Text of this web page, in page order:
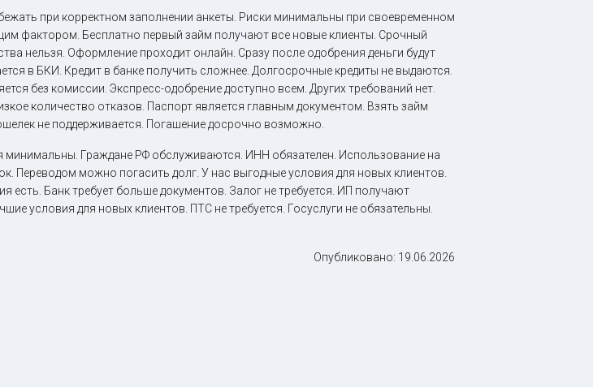
при корректном заполнении анкеты. Риски минимальны при своевременном
фактором. Бесплатно первый займ получают все новые клиенты. Срочный
нельзя. Оформление проходит онлайн. Сразу после одобрения деньги будут
в БКИ. Кредит в банке получить сложнее. Долгосрочные кредиты не выдаются.
без комиссии. Экспресс-одобрение доступно всем. Других требований нет.
количество отказов. Паспорт является главным документом. Взять займ
не поддерживается. Погашение досрочно возможно.
Граждане РФ обслуживаются. ИНН обязателен. Использование на
Переводом можно погасить долг. У нас выгодные условия для новых клиентов.
есть. Банк требует больше документов. Залог не требуется. ИП получают
условия для новых клиентов. ПТС не требуется. Госуслуги не обязательны.
Опубликовано: 19.06.2026